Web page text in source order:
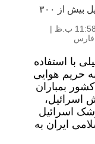
آموس یادلین : سه موشک کروز اسرائیل بیش از ٣٠٠
|
فارس
با استفاده
حریم هوایی
بمباران
اسرائیل،
اسرائیل
ایران به